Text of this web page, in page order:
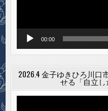
00:00
2026.4 金子ゆきひろ川
せる「自立